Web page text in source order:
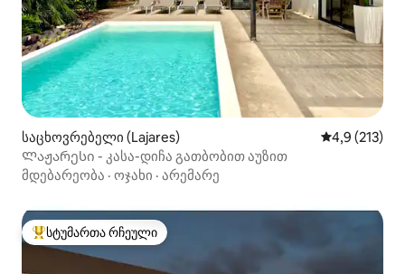
საცხოვრებელი (Lajares) საშუალო
4,9 (213)
Ლაჟარესი - კასა-დიჩა გათბობით აუზით
მდებარეობა · ოჯახი · არემარე
სტუმართა რჩეული მოწინავე ვარიანტი
სტუმართა რჩეული